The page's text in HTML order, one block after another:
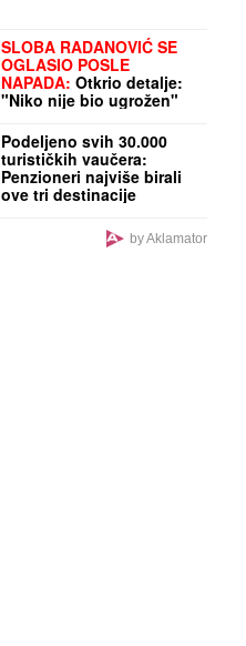
SLOBA RADANOVIĆ SE
OGLASIO POSLE
NAPADA: Otkrio detalje:
"Niko nije bio ugrožen"
Podeljeno svih 30.000
turističkih vaučera:
Penzioneri najviše birali
ove tri destinacije
by Aklamator